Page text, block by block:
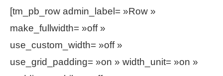
[tm_pb_row admin_label= »Row »
make_fullwidth= »off »
use_custom_width= »off »
use_grid_padding= »on » width_unit= »on »